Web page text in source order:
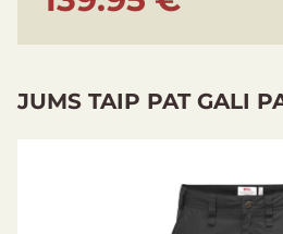
JUMS TAIP PAT GALI